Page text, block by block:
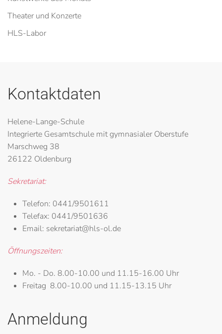
Theater und Konzerte
HLS-Labor
Kontaktdaten
Helene-Lange-Schule
Integrierte Gesamtschule mit gymnasialer Oberstufe
Marschweg 38
26122 Oldenburg
Sekretariat:
Telefon: 0441/9501611
Telefax: 0441/9501636
Email: sekretariat@hls-ol.de
Öffnungszeiten:
Mo. - Do. 8.00-10.00 und 11.15-16.00 Uhr
Freitag 8.00-10.00 und 11.15-13.15 Uhr
Anmeldung